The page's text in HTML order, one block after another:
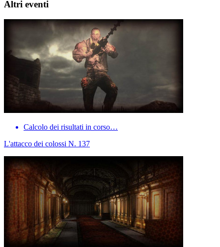
Altri eventi
Calcolo dei risultati in corso…
L'attacco dei colossi N. 137